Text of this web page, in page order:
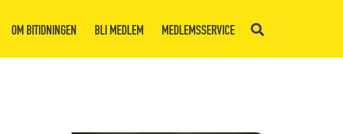
OM BITIDNINGEN BLI MEDLEM MEDLEMSSERVICE